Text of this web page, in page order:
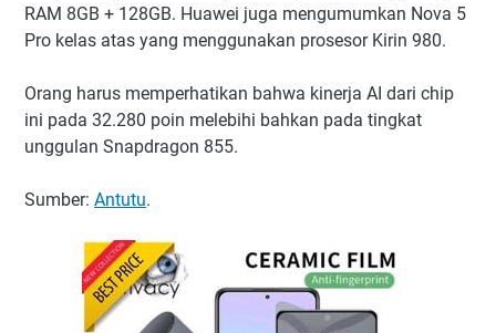
RAM 8GB + 128GB. Huawei juga mengumumkan Nova 5
Pro kelas atas yang menggunakan prosesor Kirin 980.
Orang harus memperhatikan bahwa kinerja AI dari chip
ini pada 32.280 poin melebihi bahkan pada tingkat
unggulan Snapdragon 855.
Sumber: Antutu.